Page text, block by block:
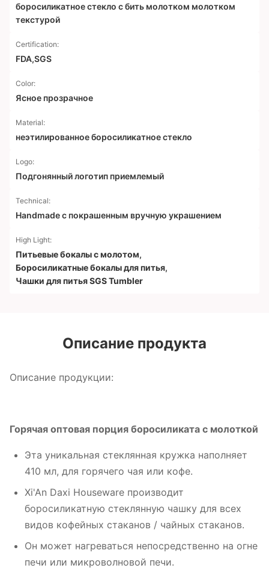
боросиликатное стекло с бить молотком молотком
текстурой
Certification:
FDA,SGS
Color:
Ясное прозрачное
Material:
неэтилированное боросиликатное стекло
Logo:
Подгонянный логотип приемлемый
Technical:
Handmade с покрашенным вручную украшением
High Light:
Питьевые бокалы с молотом,
Боросиликатные бокалы для питья,
Чашки для питья SGS Tumbler
Описание продукта
Описание продукции:
Горячая оптовая порция боросиликата с молоткой
Эта уникальная стеклянная кружка наполняет
410 мл, для горячего чая или кофе.
Xi'An Daxi Houseware производит
боросиликатную стеклянную чашку для всех
видов кофейных стаканов / чайных стаканов.
Он может нагреваться непосредственно на огне
печи или микроволновой печи.